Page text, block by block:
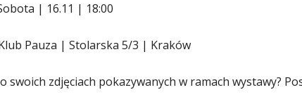
| 16.11 | 18:00
Pauza | Stolarska 5/3 | Kraków
swoich zdjęciach pokazywanych w ramach wystawy?